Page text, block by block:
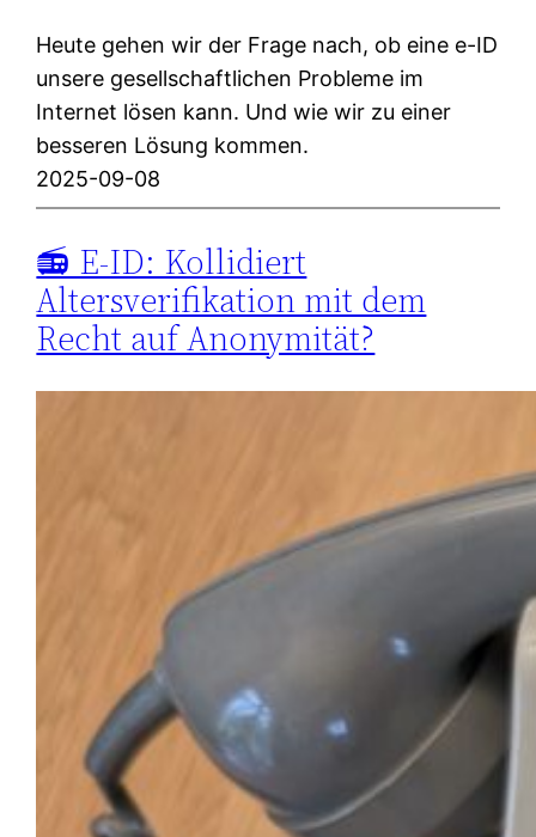
Heute gehen wir der Frage nach, ob eine e-ID
unsere gesellschaftlichen Probleme im
Internet lösen kann. Und wie wir zu einer
besseren Lösung kommen.
2025-09-08
📻 E-ID: Kollidiert
Altersverifikation mit dem
Recht auf Anonymität?